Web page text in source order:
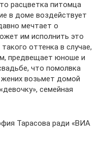
расцветка питомца
в доме воздействует
мечтает о
им исполнить это
оттенка в случае,
предвещает юноше и
что помолвка
возьмет домой
семейная
Тарасова ради «ВИА